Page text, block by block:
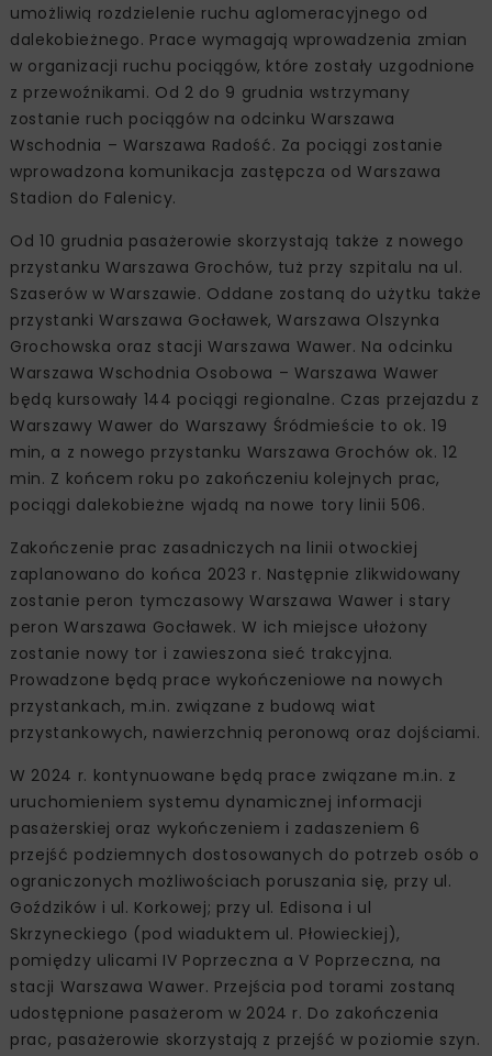
umożliwią rozdzielenie ruchu aglomeracyjnego od
dalekobieżnego. Prace wymagają wprowadzenia zmian
w organizacji ruchu pociągów, które zostały uzgodnione
z przewoźnikami. Od 2 do 9 grudnia wstrzymany
zostanie ruch pociągów na odcinku Warszawa
Wschodnia – Warszawa Radość. Za pociągi zostanie
wprowadzona komunikacja zastępcza od Warszawa
Stadion do Falenicy.
Od 10 grudnia pasażerowie skorzystają także z nowego
przystanku Warszawa Grochów, tuż przy szpitalu na ul.
Szaserów w Warszawie. Oddane zostaną do użytku także
przystanki Warszawa Gocławek, Warszawa Olszynka
Grochowska oraz stacji Warszawa Wawer. Na odcinku
Warszawa Wschodnia Osobowa – Warszawa Wawer
będą kursowały 144 pociągi regionalne. Czas przejazdu z
Warszawy Wawer do Warszawy Śródmieście to ok. 19
min, a z nowego przystanku Warszawa Grochów ok. 12
min. Z końcem roku po zakończeniu kolejnych prac,
pociągi dalekobieżne wjadą na nowe tory linii 506.
Zakończenie prac zasadniczych na linii otwockiej
zaplanowano do końca 2023 r. Następnie zlikwidowany
zostanie peron tymczasowy Warszawa Wawer i stary
peron Warszawa Gocławek. W ich miejsce ułożony
zostanie nowy tor i zawieszona sieć trakcyjna.
Prowadzone będą prace wykończeniowe na nowych
przystankach, m.in. związane z budową wiat
przystankowych, nawierzchnią peronową oraz dojściami.
W 2024 r. kontynuowane będą prace związane m.in. z
uruchomieniem systemu dynamicznej informacji
pasażerskiej oraz wykończeniem i zadaszeniem 6
przejść podziemnych dostosowanych do potrzeb osób o
ograniczonych możliwościach poruszania się, przy ul.
Goździków i ul. Korkowej; przy ul. Edisona i ul
Skrzyneckiego (pod wiaduktem ul. Płowieckiej),
pomiędzy ulicami IV Poprzeczna a V Poprzeczna, na
stacji Warszawa Wawer. Przejścia pod torami zostaną
udostępnione pasażerom w 2024 r. Do zakończenia
prac, pasażerowie skorzystają z przejść w poziomie szyn.